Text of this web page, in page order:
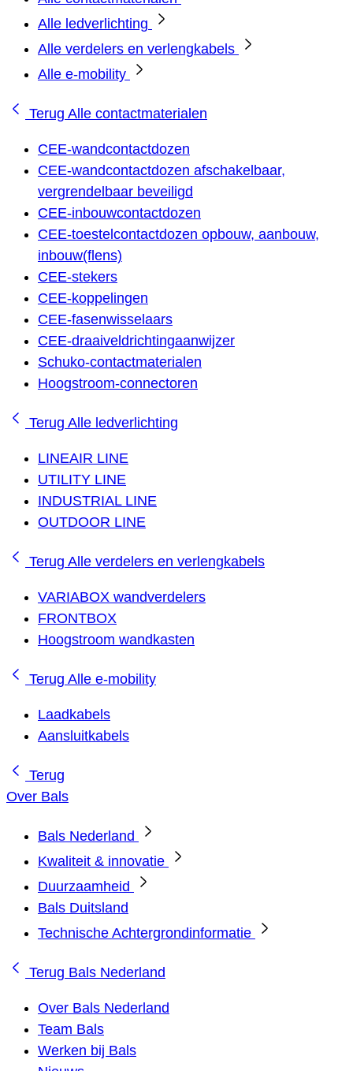
Alle ledverlichting
Alle verdelers en verlengkabels
Alle e-mobility
Terug Alle contactmaterialen
CEE-wandcontactdozen
CEE-wandcontactdozen afschakelbaar,
vergrendelbaar beveiligd
CEE-inbouwcontactdozen
CEE-toestelcontactdozen opbouw, aanbouw,
inbouw(flens)
CEE-stekers
CEE-koppelingen
CEE-fasenwisselaars
CEE-draaiveldrichtingaanwijzer
Schuko-contactmaterialen
Hoogstroom-connectoren
Terug Alle ledverlichting
LINEAIR LINE
UTILITY LINE
INDUSTRIAL LINE
OUTDOOR LINE
Terug Alle verdelers en verlengkabels
VARIABOX wandverdelers
FRONTBOX
Hoogstroom wandkasten
Terug Alle e-mobility
Laadkabels
Aansluitkabels
Terug
Over Bals
Bals Nederland
Kwaliteit & innovatie
Duurzaamheid
Bals Duitsland
Technische Achtergrondinformatie
Terug Bals Nederland
Over Bals Nederland
Team Bals
Werken bij Bals